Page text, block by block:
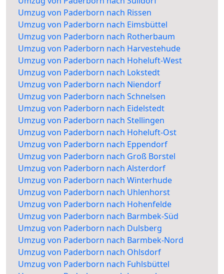
Umzug von Paderborn nach Rissen
Umzug von Paderborn nach Eimsbüttel
Umzug von Paderborn nach Rotherbaum
Umzug von Paderborn nach Harvestehude
Umzug von Paderborn nach Hoheluft-West
Umzug von Paderborn nach Lokstedt
Umzug von Paderborn nach Niendorf
Umzug von Paderborn nach Schnelsen
Umzug von Paderborn nach Eidelstedt
Umzug von Paderborn nach Stellingen
Umzug von Paderborn nach Hoheluft-Ost
Umzug von Paderborn nach Eppendorf
Umzug von Paderborn nach Groß Borstel
Umzug von Paderborn nach Alsterdorf
Umzug von Paderborn nach Winterhude
Umzug von Paderborn nach Uhlenhorst
Umzug von Paderborn nach Hohenfelde
Umzug von Paderborn nach Barmbek-Süd
Umzug von Paderborn nach Dulsberg
Umzug von Paderborn nach Barmbek-Nord
Umzug von Paderborn nach Ohlsdorf
Umzug von Paderborn nach Fuhlsbüttel